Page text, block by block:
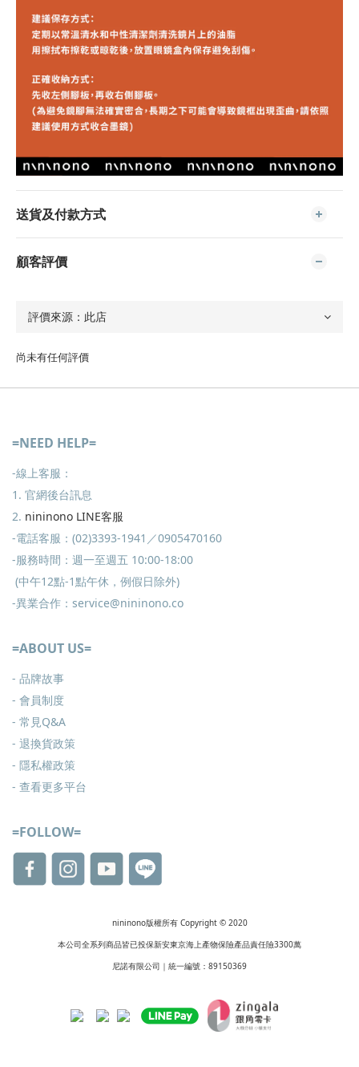
送貨及付款方式
顧客評價
尚未有任何評價
=NEED HELP=
-線上客服：
1. 官網後台訊息
2. nininono LINE客服
-電話客服：(02)3393-1941／0905470160
-服務時間：週一至週五 10:00-18:00
(中午12點-1點午休，例假日除外)
-異業合作：service@nininono.co
=ABOUT US=
- 品牌故事
- 會員制度
- 常見Q&A
- 退換貨政策
- 隱私權政策
- 查看更多平台
=FOLLOW=
nininono版權所有 Copyright © 2020
本公司全系列商品皆已投保新安東京海上產物保險產品責任險3300萬
尼諾有限公司｜統一編號：89150369